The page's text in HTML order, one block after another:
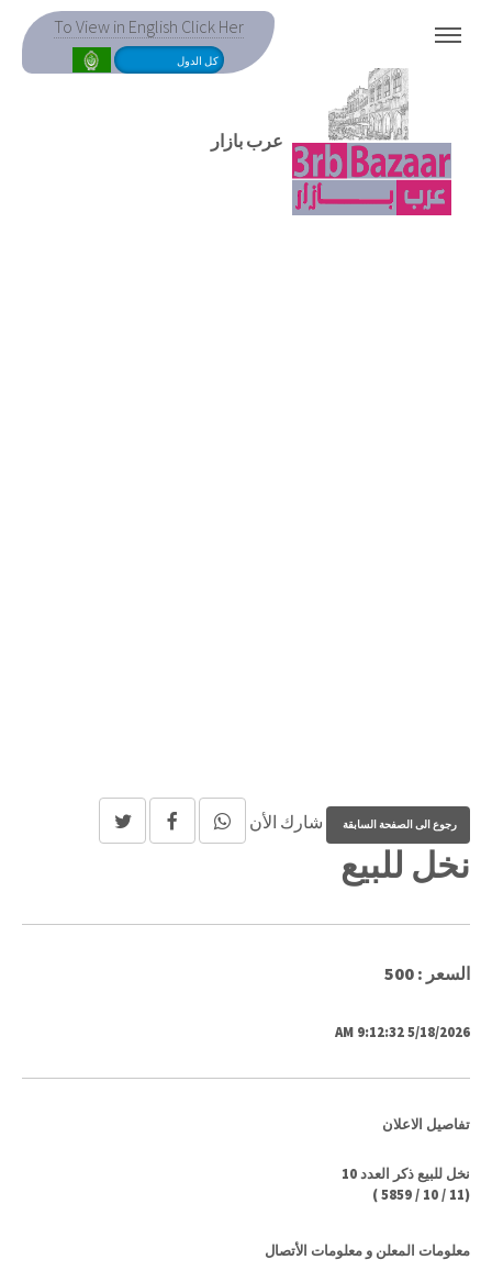
To View in English Click Her
عرب بازار
شارك الأن
نخل للبيع
السعر : 500
5/18/2026 9:12:32 AM
تفاصيل الاعلان
نخل للبيع ذكر العدد 10
(
11
/
10
/
5859
)
معلومات المعلن و معلومات الأتصال